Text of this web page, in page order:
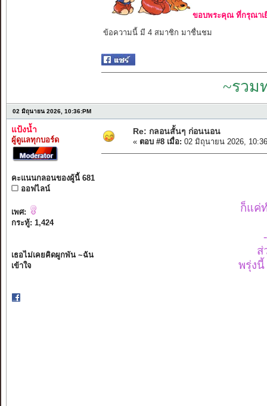
ขอบพระคุณ ที่กรุณาเ
ข้อความนี้ มี 4 สมาชิก มาชื่นชม
~รวม
02 มิถุนายน 2026, 10:36:PM
แป้งน้ำ
ผู้ดูแลทุกบอร์ด
คะแนนกลอนของผู้นี้ 681
ออฟไลน์
เพศ:
กระทู้: 1,424
เธอไม่เคยคิดผูกพัน ~ฉัน
เข้าใจ
Re: กลอนสั้นๆ ก่อนนอน
« ตอบ #8 เมื่อ: 02 มิถุนายน 2026,
ก็แค่
ส่
พรุ่ง